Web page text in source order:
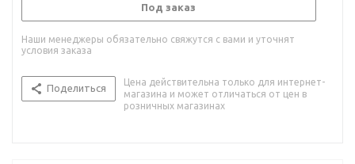
Под заказ
Наши менеджеры обязательно свяжутся с вами и уточнят
условия заказа
Поделиться
Цена действительна только для интернет-
магазина и может отличаться от цен в
розничных магазинах